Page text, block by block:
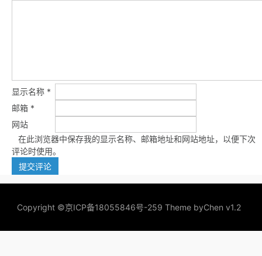
显示名称 *
邮箱 *
网站
在此浏览器中保存我的显示名称、邮箱地址和网站地址，以便下次
评论时使用。
Copyright ©京ICP备18055846号-259 Theme byChen v1.2